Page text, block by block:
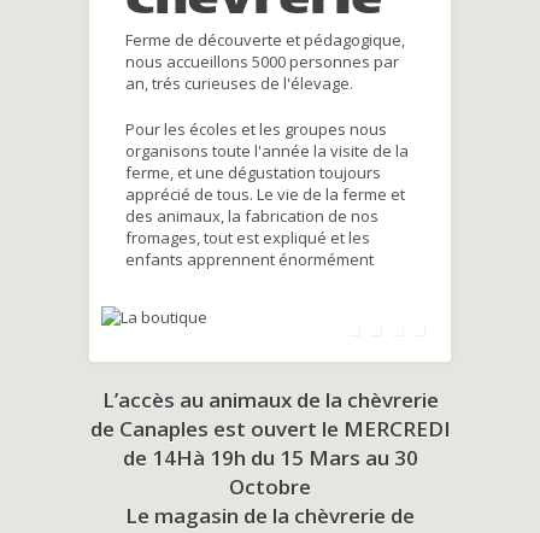
Ferme de découverte et pédagogique,
nous accueillons 5000 personnes par
an, trés curieuses de l'élevage.
Pour les écoles et les groupes nous
organisons toute l'année la visite de la
ferme, et une dégustation toujours
apprécié de tous. Le vie de la ferme et
des animaux, la fabrication de nos
fromages, tout est expliqué et les
enfants apprennent énormément
L’accès au animaux de la chèvrerie
de Canaples est ouvert le MERCREDI
de 14Hà 19h du 15 Mars au 30
Octobre
Le magasin de la chèvrerie de